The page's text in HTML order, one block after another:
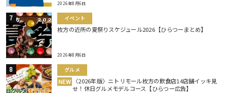
2026年8月6日
イベント
枚方の近所の夏祭りスケジュール2026【ひらつーまとめ】
2026年8月6日
グルメ
NEW 〈2026年版〉ニトリモール枚方の飲食店14店舗イッキ見
せ！休日グルメモデルコース【ひらつー広告】